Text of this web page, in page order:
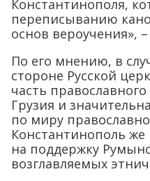
Константинополя,
переписыванию
основ вероучения», –
По его мнению, в
стороне Русской
часть
Грузия и
по миру
Константинополь
на поддержку
возглавляемых